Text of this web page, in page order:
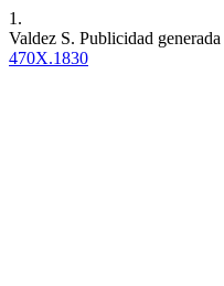
1.
Valdez S. Publicidad
470X.1830